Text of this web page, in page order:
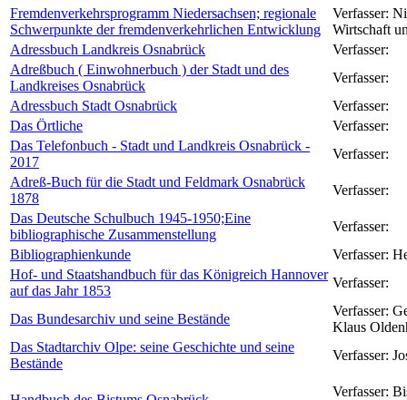
Fremdenverkehrsprogramm Niedersachsen; regionale
Schwerpunkte der fremdenverkehrlichen Entwicklung
Verfasser:
Wirtschaft
Adressbuch Landkreis Osnabrück
Verfasser:
Adreßbuch ( Einwohnerbuch ) der Stadt und des
Landkreises Osnabrück
Verfasser:
Adressbuch Stadt Osnabrück
Verfasser:
Das Örtliche
Verfasser:
Das Telefonbuch - Stadt und Landkreis Osnabrück -
2017
Verfasser:
Adreß-Buch für die Stadt und Feldmark Osnabrück
1878
Verfasser:
Das Deutsche Schulbuch 1945-1950;Eine
bibliographische Zusammenstellung
Verfasser:
Bibliographienkunde
Verfasser:
Hof- und Staatshandbuch für das Königreich Hannover
auf das Jahr 1853
Verfasser:
Das Bundesarchiv und seine Bestände
Verfasser:
Klaus
Das Stadtarchiv Olpe: seine Geschichte und seine
Bestände
Verfasser:
Verfasser: